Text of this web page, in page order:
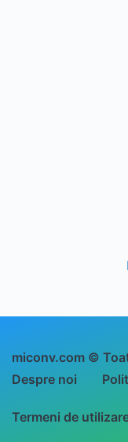
miconv.com ©
Despre noi
Termeni de